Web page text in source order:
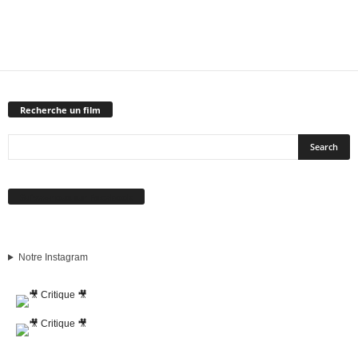
Recherche un film
Notre Instagram